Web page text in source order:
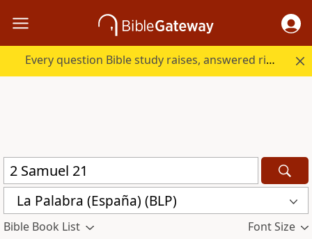
Every question Bible study raises, answered right here.
La Palabra (España) (BLP)
Bible Book List Font Size